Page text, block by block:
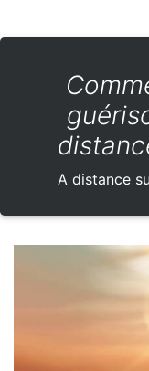
A distance